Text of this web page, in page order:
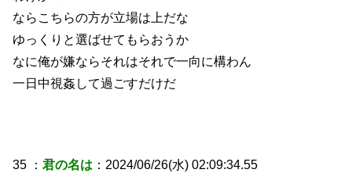
ならこちらの方が立場は上だな
ゆっくりと選ばせてもらおうか
なに俺が嫌ならそれはそれで一向に構わん
一日中視姦して過ごすだけだ
35 ：君の名は ：2024/06/26(水) 02:09:34.55